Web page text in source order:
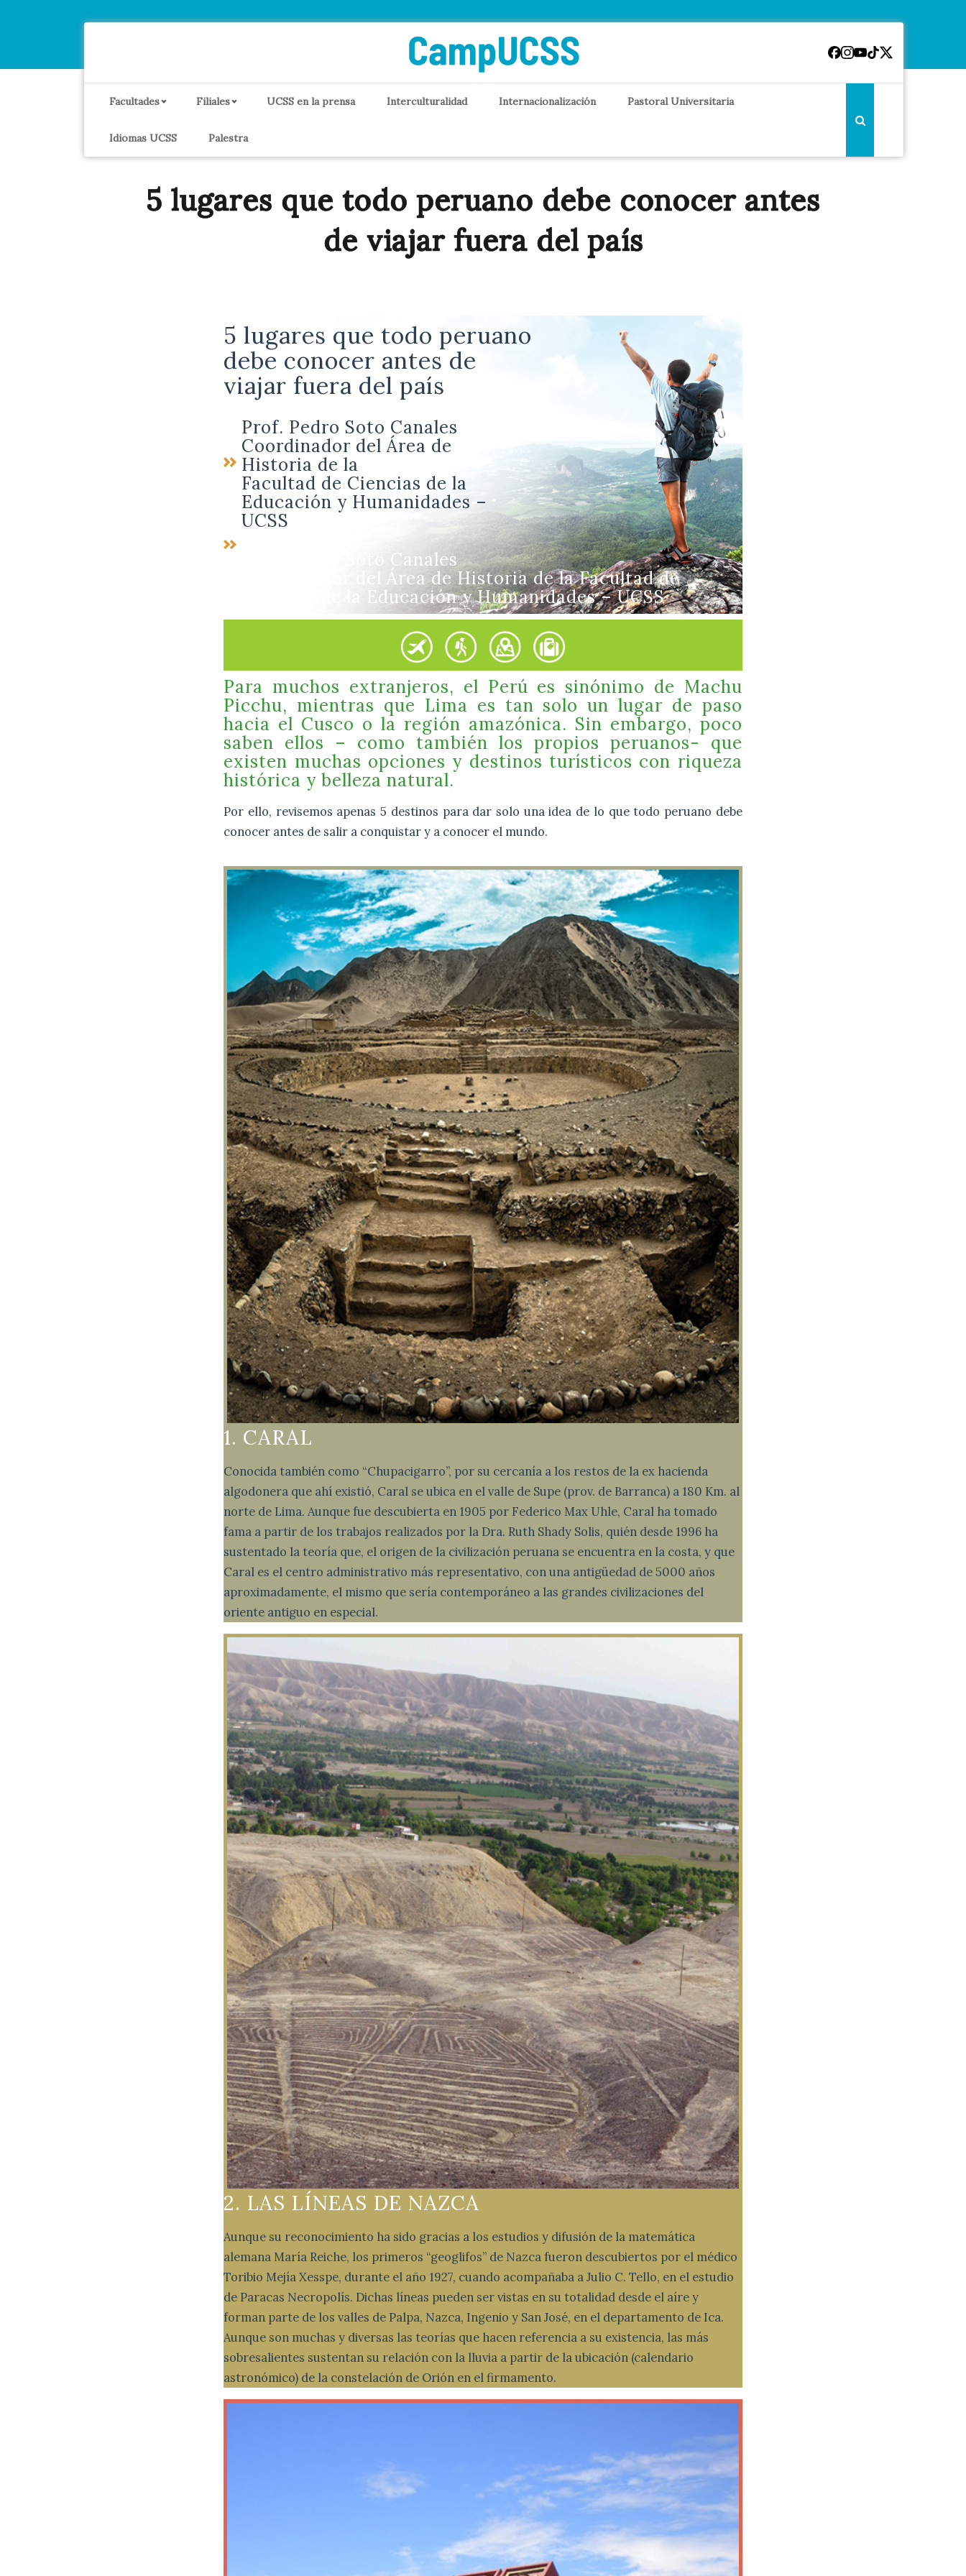
Facultades Filiales UCSS en la prensa Interculturalidad Internacionalización Pastoral Universitaria
Idiomas UCSS Palestra
5 lugares que todo peruano debe conocer antes
de viajar fuera del país
5 lugares que todo peruano
debe conocer antes de
viajar fuera del país
Prof. Pedro Soto Canales
Coordinador del Área de
Historia de la
Facultad de Ciencias de la
Educación y Humanidades –
UCSS
Prof. Pedro Soto Canales
Coordinador del Área de Historia de la Facultad de
Ciencias de la Educación y Humanidades – UCSS
Para muchos extranjeros, el Perú es sinónimo de Machu
Picchu, mientras que Lima es tan solo un lugar de paso
hacia el Cusco o la región amazónica. Sin embargo, poco
saben ellos – como también los propios peruanos- que
existen muchas opciones y destinos turísticos con riqueza
histórica y belleza natural.
Por ello, revisemos apenas 5 destinos para dar solo una idea de lo que todo peruano debe
conocer antes de salir a conquistar y a conocer el mundo.
1. CARAL
Conocida también como “Chupacigarro”, por su cercanía a los restos de la ex hacienda
algodonera que ahí existió, Caral se ubica en el valle de Supe (prov. de Barranca) a 180 Km. al
norte de Lima. Aunque fue descubierta en 1905 por Federico Max Uhle, Caral ha tomado
fama a partir de los trabajos realizados por la Dra. Ruth Shady Solis, quién desde 1996 ha
sustentado la teoría que, el origen de la civilización peruana se encuentra en la costa, y que
Caral es el centro administrativo más representativo, con una antigüedad de 5000 años
aproximadamente, el mismo que sería contemporáneo a las grandes civilizaciones del
oriente antiguo en especial.
2. LAS LÍNEAS DE NAZCA
Aunque su reconocimiento ha sido gracias a los estudios y difusión de la matemática
alemana María Reiche, los primeros “geoglifos” de Nazca fueron descubiertos por el médico
Toribio Mejía Xesspe, durante el año 1927, cuando acompañaba a Julio C. Tello, en el estudio
de Paracas Necropolís. Dichas líneas pueden ser vistas en su totalidad desde el aíre y
forman parte de los valles de Palpa, Nazca, Ingenio y San José, en el departamento de Ica.
Aunque son muchas y diversas las teorías que hacen referencia a su existencia, las más
sobresalientes sustentan su relación con la lluvia a partir de la ubicación (calendario
astronómico) de la constelación de Orión en el firmamento.